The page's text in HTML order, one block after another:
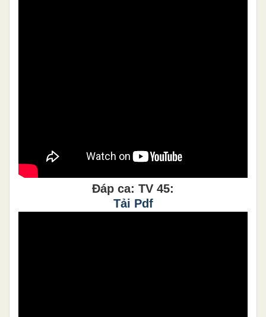
Đáp ca: TV 45:
Tải Pdf